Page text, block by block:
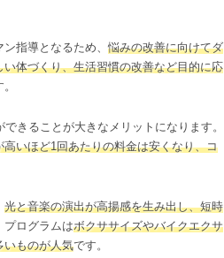
指導となるため、 悩みの改善に向けてダ
い体づくり、生活習慣の改善など目的に応
きることが大きなメリットになります。
高いほど1回あたりの料金は安くなり、コ
光と音楽の演出が高揚感を生み出し、短時
プログラムはボクササイズやバイクエクサ
いものが人気です。